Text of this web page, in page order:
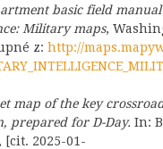
basic field
Military maps,
z: http://
map of the key
prepared for D-Day. In:
[cit. 2025-01-